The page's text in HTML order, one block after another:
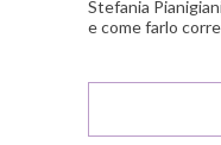
Stefania
e come farlo